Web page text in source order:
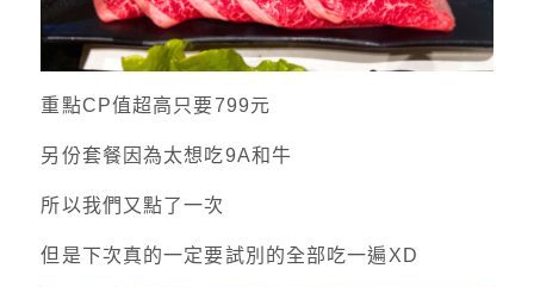
重點CP值超高只要799元
另份套餐因為太想吃9A和牛
所以我們又點了一次
但是下次真的一定要試別的全部吃一遍XD